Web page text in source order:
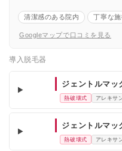
清潔感のある院内 丁寧な
Googleマップで口コミを見る
導入脱毛器
ジェントルマッ
熱破壊式 アレキサ
ジェントルマッ
熱破壊式 アレキサ